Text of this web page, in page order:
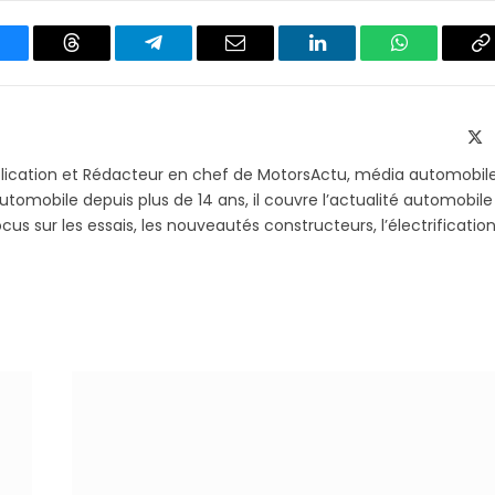
Threads
Partager
Email LinkedIn WhatsApp
et Rédacteur en chef de MotorsActu, média
depuis plus de 14 ans, il couvre l’actualité automobile
sur les essais, les nouveautés constructeurs,